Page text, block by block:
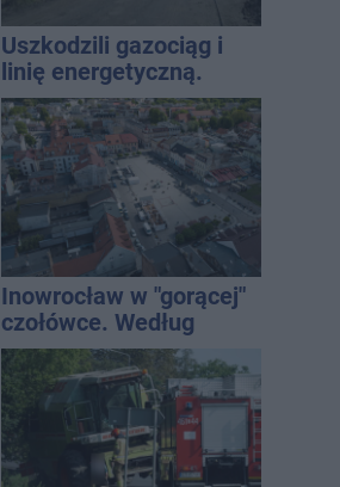
Uszkodzili gazociąg i
linię energetyczną.
Interweniowały służby
Inowrocław w "gorącej"
czołówce. Według
analizy Onetu nasze
miasto jest jednym z
najbardziej narażonych
na upały